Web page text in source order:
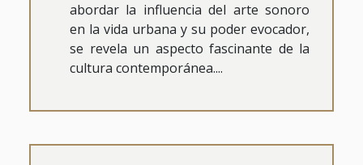
abordar la influencia del arte sonoro
en la vida urbana y su poder evocador,
se revela un aspecto fascinante de la
cultura contemporánea....